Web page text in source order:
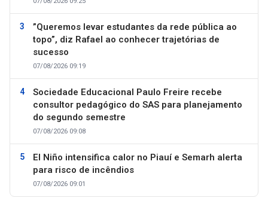
”Queremos levar estudantes da rede pública ao
topo”, diz Rafael ao conhecer trajetórias de
sucesso
07/08/2026 09:19
Sociedade Educacional Paulo Freire recebe
consultor pedagógico do SAS para planejamento
do segundo semestre
07/08/2026 09:08
El Niño intensifica calor no Piauí e Semarh alerta
para risco de incêndios
07/08/2026 09:01